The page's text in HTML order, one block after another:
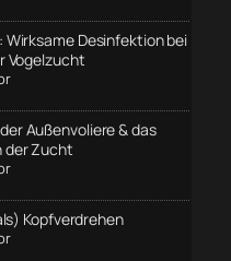
Desinfektion bei
Vogelzucht
Außenvoliere & das
der Zucht
Kopfverdrehen